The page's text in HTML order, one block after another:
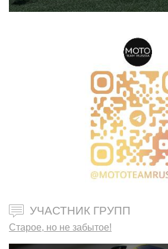
без остановок,
часа, потом 10
приседаю, и пр
УЧАСТНИК ГРУПП
Старое, но не забытое!